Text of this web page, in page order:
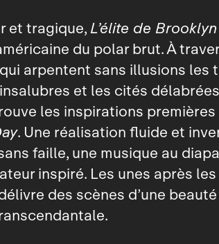
et tragique,L’élite de Brooklyn
du polar brut. À
arpentent sans illusions les
et les cités
les inspirations
. Une réalisation fluide et
faille, une musique au
inspiré. Les unes après
des scènes d’une